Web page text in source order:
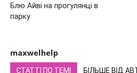
Блю Айві на прогулянці в
парку
maxwelhelp
СТАТТІ ПО ТЕМІ БІЛЬШЕ ВІД